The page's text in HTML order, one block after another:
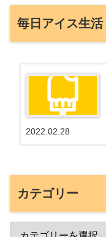
毎日アイス生
2022.02.28
カテゴリー